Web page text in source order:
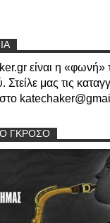
είναι η «φωνή»
Στείλε μας τις
ΓΚΡΟΣΟ